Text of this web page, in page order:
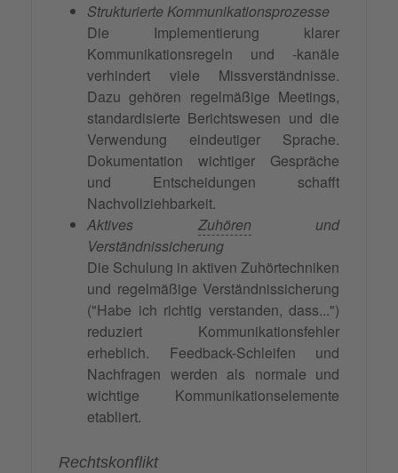
Strukturierte Kommunikationsprozesse
Die Implementierung klarer
Kommunikationsregeln und -kanäle
verhindert viele Missverständnisse.
Dazu gehören regelmäßige Meetings,
standardisierte Berichtswesen und die
Verwendung eindeutiger Sprache.
Dokumentation wichtiger Gespräche
und Entscheidungen schafft
Nachvollziehbarkeit.
Aktives Zuhören und
Verständnissicherung
Die Schulung in aktiven Zuhörtechniken
und regelmäßige Verständnissicherung
("Habe ich richtig verstanden, dass...")
reduziert Kommunikationsfehler
erheblich. Feedback-Schleifen und
Nachfragen werden als normale und
wichtige Kommunikationselemente
etabliert.
Rechtskonflikt